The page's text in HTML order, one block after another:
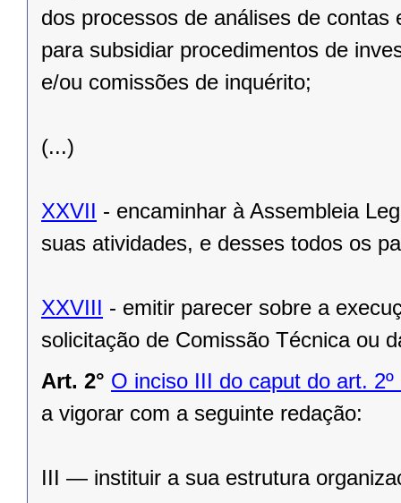
dos processos de análises de
para subsidiar procedimentos de
e/ou comissões de inquérito;
(...)
XXVII - encaminhar à Assembleia
suas atividades, e desses todos os
XXVIII - emitir parecer sobre a
solicitação de Comissão Técnica ou
Art. 2° O inciso III do caput do art.
a vigorar com a seguinte redação:
III — instituir a sua estrutura